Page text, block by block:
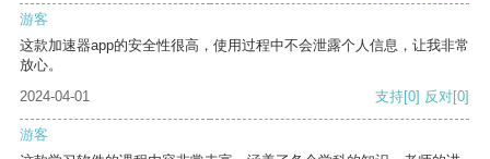
游客
这款加速器app的安全性很高，使用过程中不会泄露个人信息，让我非常
放心。
2024-04-01
支持[0] 反对[0]
游客